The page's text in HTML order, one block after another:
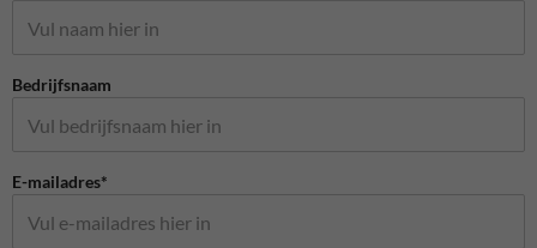
Bedrijfsnaam
E-mailadres*